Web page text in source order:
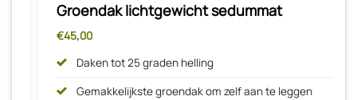
Groendak lichtgewicht sedummat
€45,00
Daken tot 25 graden helling
Gemakkelijkste groendak om zelf aan te leggen